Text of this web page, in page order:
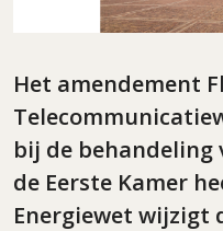
Het amendement
bij de behandeling
de Eerste Kamer
Energiewet wijzigt